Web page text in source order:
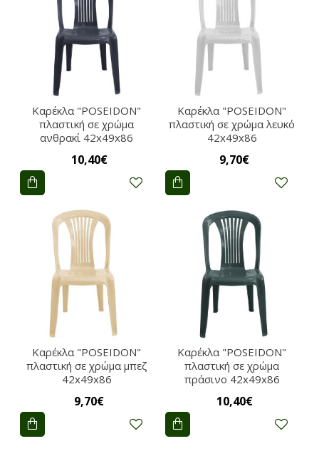
Καρέκλα "POSEIDON"
πλαστική σε χρώμα
ανθρακί 42x49x86
10,40€
Καρέκλα "POSEIDON"
πλαστική σε χρώμα λευκό
42x49x86
9,70€
Καρέκλα "POSEIDON"
πλαστική σε χρώμα μπεζ
42x49x86
9,70€
Καρέκλα "POSEIDON"
πλαστική σε χρώμα
πράσινο 42x49x86
10,40€